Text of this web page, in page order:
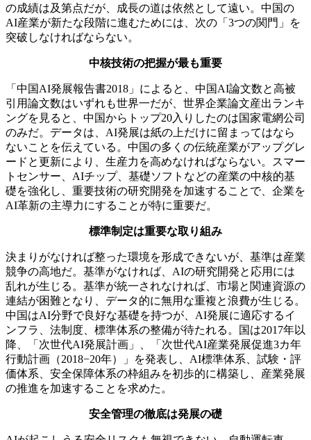
の成績は及第点だが、成長の道は依然として遠い。中国の
AI産業が新たな段階に進むためには、次の「3つの関門」を
突破しなければならない。
中核技術の把握が最も重要
「中国AI発展報告書2018」によると、中国AI論文数と高被
引用論文数はいずれも世界一だが、世界企業論文産出ランキ
ングを見ると、中国からトップ20入りしたのは国家電網公司
のみだ。データは、AI発展は紙の上だけに留まってはなら
ないことを伝えている。中国の多くの伝統産業がアップグレ
ードと更新により、生産力を高めなければならない。スマー
トセンサー、AIチップ、基礎ソフトなどの産業の中核的基
礎を強化し、重要技術の研究開発を加速することで、企業を
AI革新の主導力にすることが特に重要だ。
標準制定は重要な取り組み
決まりがなければ整った環境を形成できないが、基準は産業
競争の高地だ。基準がなければ、AIの研究開発と応用には
乱れが生じる。基準が統一されなければ、市場と関連資源の
連結が困難となり、データ的に無用な重複と浪費が生じる。
中国はAI分野で良好な基礎を持つが、AI発展に適応するイ
ンフラ、法制度、標準体系の整備が待たれる。国は2017年以
降、「次世代AI発展計画」、「次世代AI産業発展促進3カ年
行動計画（2018−20年）」を発表し、AI標準体系、試験 ・ 評
価体系、安全保障体系の枠組みを初歩的に構築し、産業発展
の推進を加速することを求めた。
安全管理の徹底は発展の礎